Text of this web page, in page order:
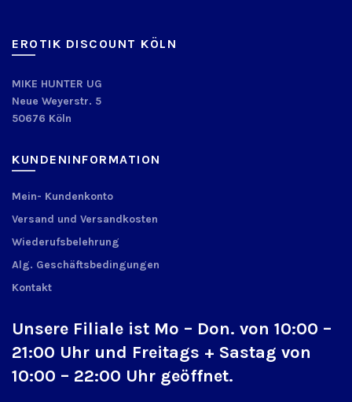
EROTIK DISCOUNT KÖLN
MIKE HUNTER UG
Neue Weyerstr. 5
50676 Köln
KUNDENINFORMATION
Mein- Kundenkonto
Versand und Versandkosten
Wiederufsbelehrung
Alg. Geschäftsbedingungen
Kontakt
Unsere Filiale ist Mo – Don. von 10:00 –
21:00 Uhr und Freitags + Sastag von
10:00 – 22:00 Uhr geöffnet.